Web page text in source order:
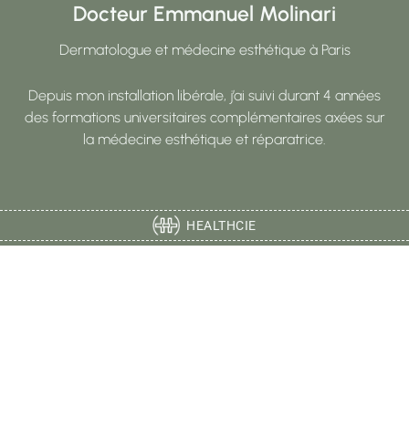
Docteur Emmanuel Molinari
Dermatologue et médecine esthétique à Paris
Depuis mon installation libérale, j’ai suivi durant 4 années
des formations universitaires complémentaires axées sur
la médecine esthétique et réparatrice.
HEALTHCIE